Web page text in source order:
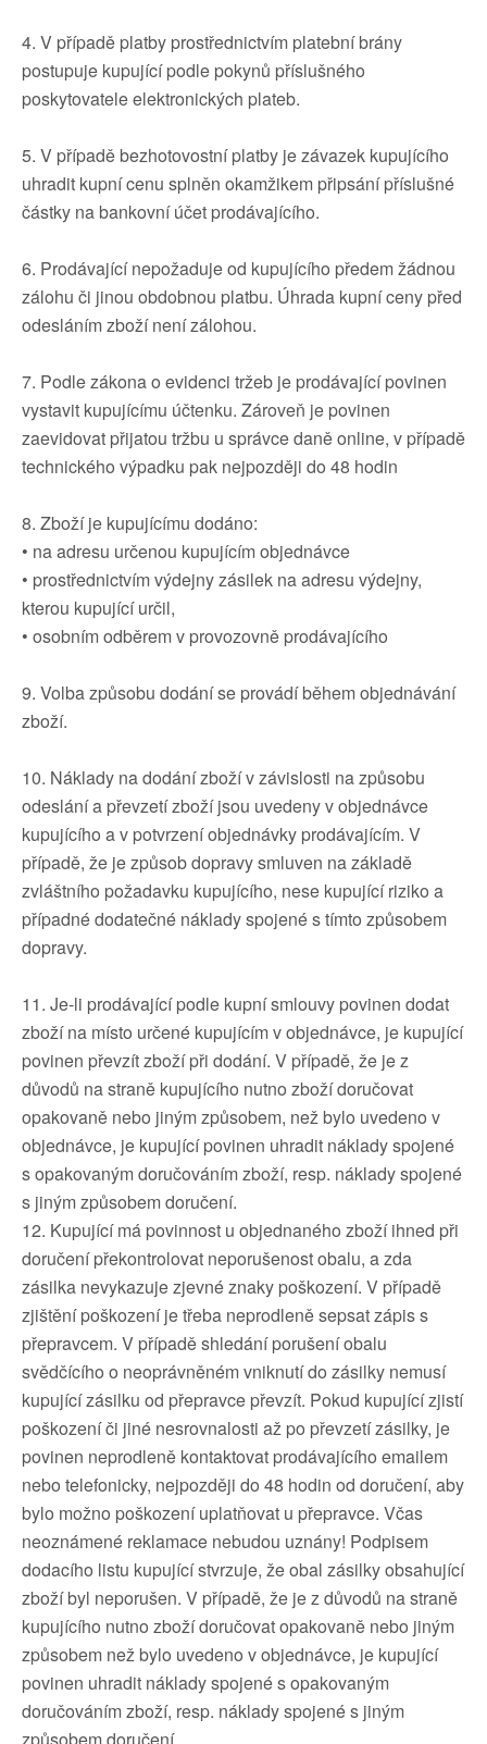
4. V případě platby prostřednictvím platební brány
postupuje kupující podle pokynů příslušného
poskytovatele elektronických plateb.
5. V případě bezhotovostní platby je závazek kupujícího
uhradit kupní cenu splněn okamžikem připsání příslušné
částky na bankovní účet prodávajícího.
6. Prodávající nepožaduje od kupujícího předem žádnou
zálohu či jinou obdobnou platbu. Úhrada kupní ceny před
odesláním zboží není zálohou.
7. Podle zákona o evidenci tržeb je prodávající povinen
vystavit kupujícímu účtenku. Zároveň je povinen
zaevidovat přijatou tržbu u správce daně online, v případě
technického výpadku pak nejpozději do 48 hodin
8. Zboží je kupujícímu dodáno:
• na adresu určenou kupujícím objednávce
• prostřednictvím výdejny zásilek na adresu výdejny,
kterou kupující určil,
• osobním odběrem v provozovně prodávajícího
9. Volba způsobu dodání se provádí během objednávání
zboží.
10. Náklady na dodání zboží v závislosti na způsobu
odeslání a převzetí zboží jsou uvedeny v objednávce
kupujícího a v potvrzení objednávky prodávajícím. V
případě, že je způsob dopravy smluven na základě
zvláštního požadavku kupujícího, nese kupující riziko a
případné dodatečné náklady spojené s tímto způsobem
dopravy.
11. Je-li prodávající podle kupní smlouvy povinen dodat
zboží na místo určené kupujícím v objednávce, je kupující
povinen převzít zboží při dodání. V případě, že je z
důvodů na straně kupujícího nutno zboží doručovat
opakovaně nebo jiným způsobem, než bylo uvedeno v
objednávce, je kupující povinen uhradit náklady spojené
s opakovaným doručováním zboží, resp. náklady spojené
s jiným způsobem doručení.
12. Kupující má povinnost u objednaného zboží ihned při
doručení překontrolovat neporušenost obalu, a zda
zásilka nevykazuje zjevné znaky poškození. V případě
zjištění poškození je třeba neprodleně sepsat zápis s
přepravcem. V případě shledání porušení obalu
svědčícího o neoprávněném vniknutí do zásilky nemusí
kupující zásilku od přepravce převzít. Pokud kupující zjistí
poškození či jiné nesrovnalosti až po převzetí zásilky, je
povinen neprodleně kontaktovat prodávajícího emailem
nebo telefonicky, nejpozději do 48 hodin od doručení, aby
bylo možno poškození uplatňovat u přepravce. Včas
neoznámené reklamace nebudou uznány! Podpisem
dodacího listu kupující stvrzuje, že obal zásilky obsahující
zboží byl neporušen. V případě, že je z důvodů na straně
kupujícího nutno zboží doručovat opakovaně nebo jiným
způsobem než bylo uvedeno v objednávce, je kupující
povinen uhradit náklady spojené s opakovaným
doručováním zboží, resp. náklady spojené s jiným